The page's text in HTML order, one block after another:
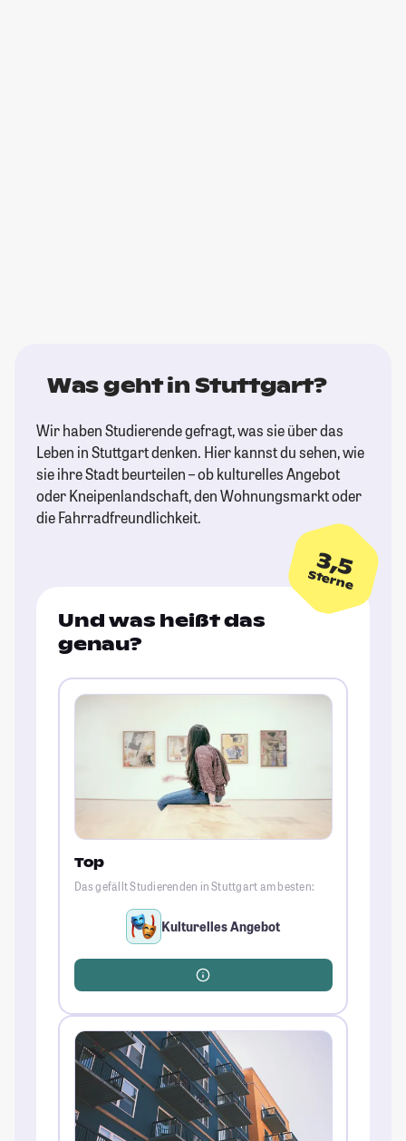
Was geht in Stuttgart?
Wir haben Studierende gefragt, was sie über das
Leben in Stuttgart denken. Hier kannst du sehen, wie
sie ihre Stadt beurteilen – ob kulturelles Angebot
oder Kneipenlandschaft, den Wohnungsmarkt oder
die Fahrradfreundlichkeit.
3,5
Sterne
Und was heißt das
genau?
Top
Das gefällt Studierenden in Stuttgart am besten:
Kulturelles Angebot